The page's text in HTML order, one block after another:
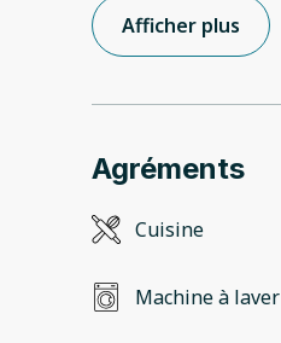
Afficher plus
Agréments
Cuisine
Machine à laver